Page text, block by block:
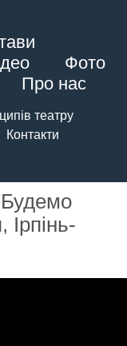
Фото
Про нас
театру
Контакти